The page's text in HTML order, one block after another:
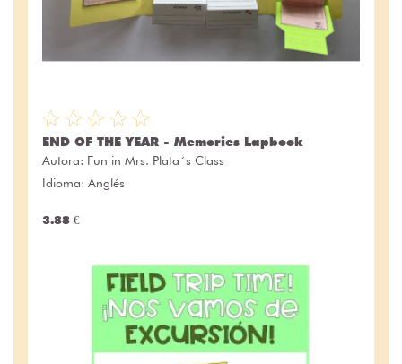
END OF THE YEAR - Memories Lapbook
Autora: Fun in Mrs. Plata´s Class
Idioma: Anglés
3.88 €